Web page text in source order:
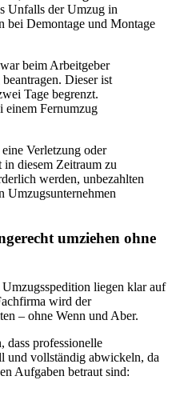
Unfalls der Umzug in
bei Demontage und Montage
beim Arbeitgeber
Dieser ist
Tage begrenzt.
einem Fernumzug
Verletzung oder
diesem Zeitraum zu
werden, unbezahlten
Umzugsunternehmen
umziehen ohne
liegen klar auf
wird der
– ohne Wenn und Aber.
dass professionelle
und vollständig abwickeln, da
Aufgaben betraut sind: